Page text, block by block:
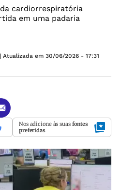
cardiorrespiratória
em uma padaria
| Atualizada em 30/06/2026 - 17:31
Nos adicione às suas fontes
preferidas